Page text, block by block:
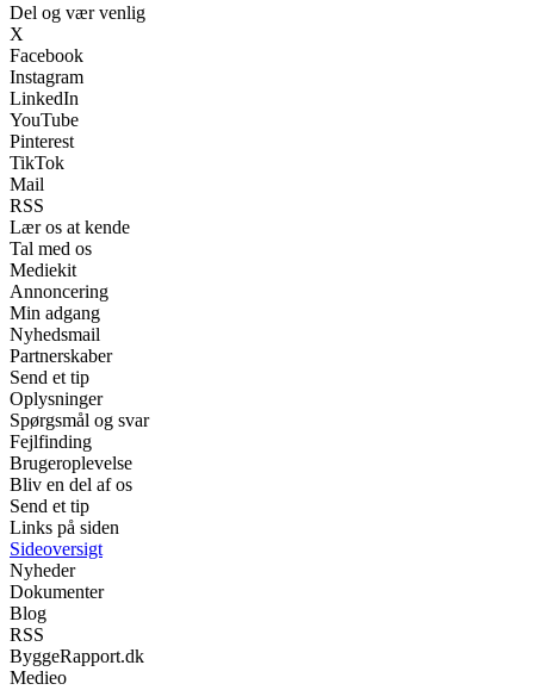
Del og vær venlig
X
Facebook
Instagram
LinkedIn
YouTube
Pinterest
TikTok
Mail
RSS
Lær os at kende
Tal med os
Mediekit
Annoncering
Min adgang
Nyhedsmail
Partnerskaber
Send et tip
Oplysninger
Spørgsmål og svar
Fejlfinding
Brugeroplevelse
Bliv en del af os
Send et tip
Links på siden
Sideoversigt
Nyheder
Dokumenter
Blog
RSS
ByggeRapport.dk
Medieo